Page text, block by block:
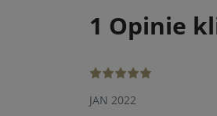
1 Opinie
JAN 2022